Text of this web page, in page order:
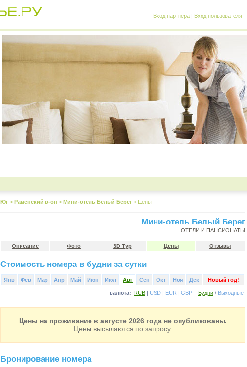
Вход партнера | Вход пользователя
Юг > Раменский р-он > Мини-отель Белый Берег > Цены
Мини-отель Белый Берег
ОТЕЛИ И ПАНСИОНАТЫ
Описание Фото 3D Тур Цены Отзывы
Стоимость номера в будни за сутки
Янв Фев Мар Апр Май Июн Июл Авг Сен Окт Ноя Дек Новый год!
валюта: RUB | USD | EUR | GBP Будни / Выходные
Цены на проживание в августе 2026 года не опубликованы.
Цены высылаются по запросу.
Бронирование номера